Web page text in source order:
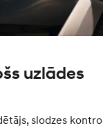
uzlādes
slodzes